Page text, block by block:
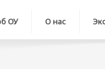
ОУ О нас